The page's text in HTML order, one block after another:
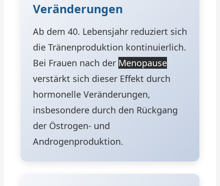
Veränderungen
Ab dem 40. Lebensjahr reduziert sich
die Tränenproduktion kontinuierlich.
Bei Frauen nach der Menopause
verstärkt sich dieser Effekt durch
hormonelle Veränderungen,
insbesondere durch den Rückgang
der Östrogen- und
Androgenproduktion.